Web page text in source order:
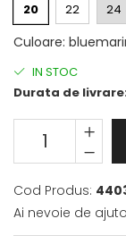
20 22 24
Culoare:
IN STOC
Durata de
Cod Produs:
Ai nevoie de